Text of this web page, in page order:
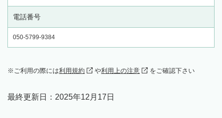
電話番号
050-5799-9384
ご利用の際には利用規約 や利用上の注意 をご確認下さい
最終更新日： 2025年12月17日